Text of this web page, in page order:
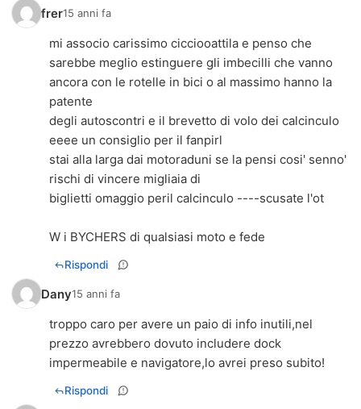
frer15 anni fa
mi associo carissimo cicciooattila e penso che
sarebbe meglio estinguere gli imbecilli che vanno
ancora con le rotelle in bici o al massimo hanno la
patente
degli autoscontri e il brevetto di volo dei calcinculo
eeee un consiglio per il fanpirl
stai alla larga dai motoraduni se la pensi cosi' senno'
rischi di vincere migliaia di
biglietti omaggio peril calcinculo ----scusate l'ot
W i BYCHERS di qualsiasi moto e fede
Rispondi
Dany15 anni fa
troppo caro per avere un paio di info inutili,nel
prezzo avrebbero dovuto includere dock
impermeabile e navigatore,lo avrei preso subito!
Rispondi